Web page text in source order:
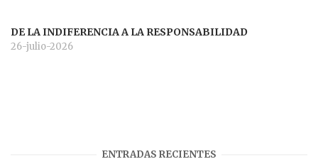
DE LA INDIFERENCIA A LA RESPONSABILIDAD
26-julio-2026
ENTRADAS RECIENTES